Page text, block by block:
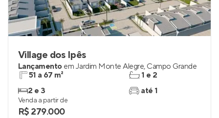
Village dos Ipês
Lançamento em Jardim Monte Alegre, Campo Grande
51 a 67 m²
2 e 3
1 e 2
até 1
Venda a partir de
R$ 279.000